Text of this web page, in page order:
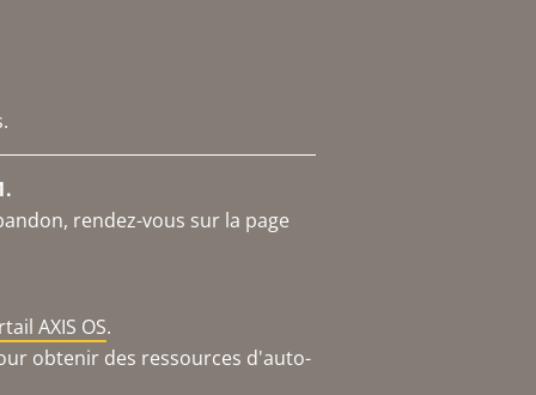
rendez-vous sur la page
AXIS OS.
obtenir des ressources d'auto-